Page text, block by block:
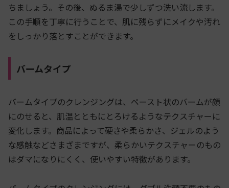
ちましょう。その後、ぬるま湯で少しずつ洗い流します。
この手順を丁寧に行うことで、肌に残らずにメイクや汚れ
をしっかり落とすことができます。
バームタイプ
バームタイプのクレンジングは、ペースト状のバームが顔
にのせると、肌温とともにとろけるようなテクスチャーに
変化します。商品によって硬さや柔らかさ、ジェルのよう
な感触などさまざまですが、柔らかいテクスチャーのもの
はダマになりにくく、使いやすい特徴があります。